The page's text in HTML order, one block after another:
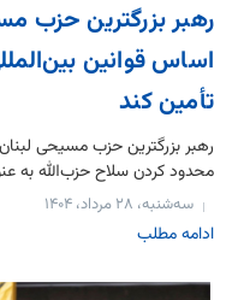
رهبر بزرگترین حزب
اساس قوانین
تأمین کند
رهبر بزرگترین حزب مسیحی
محدود کردن سلاح حزب‌الله به
سه‌شنبه، ۲۸ مرداد، ۱۴۰۴
ادامه مطلب